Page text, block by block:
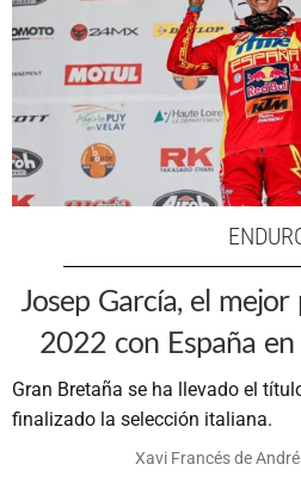
Josep García, el
2022 con España
Gran Bretaña se ha llevado el
finalizado la selección italiana.
Xavi Francés de